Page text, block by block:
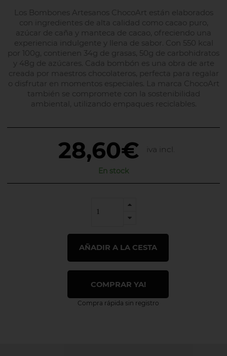
Los Bombones Artesanos ChocoArt están elaborados
con ingredientes de alta calidad como cacao puro,
azúcar de caña y manteca de cacao, ofreciendo una
experiencia indulgente y llena de sabor. Con 550 kcal
por 100g, contienen 34g de grasas, 50g de carbohidratos
y 48g de azúcares. Cada bombón es una obra de arte
creada por maestros chocolateros, perfecta para regalar
o disfrutar en momentos especiales. La marca ChocoArt
también se compromete con la sostenibilidad
ambiental, utilizando empaques reciclables.
28,60€ iva incl.
En stock
AÑADIR A LA CESTA
COMPRAR YA!
Compra rápida sin registro